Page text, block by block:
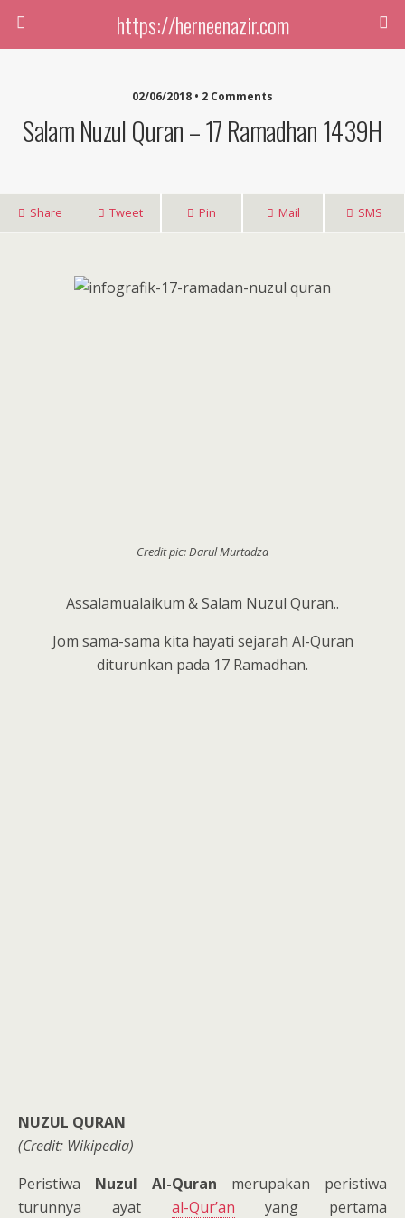
https://herneenazir.com
02/06/2018 • 2 Comments
Salam Nuzul Quran – 17 Ramadhan 1439H
Share Tweet Pin Mail SMS
Credit pic: Darul Murtadza
Assalamualaikum & Salam Nuzul Quran..
Jom sama-sama kita hayati sejarah Al-Quran
diturunkan pada 17 Ramadhan.
NUZUL QURAN
(Credit: Wikipedia)
Peristiwa Nuzul Al-Quran merupakan peristiwa
turunnya ayat al-Qur’an yang pertama